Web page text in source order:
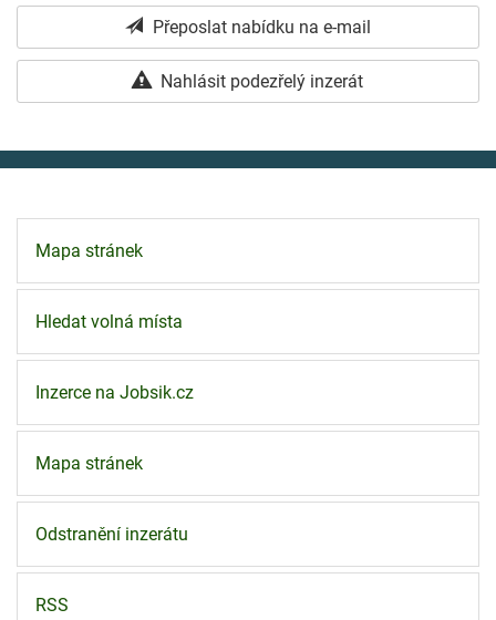
Přeposlat nabídku na e-mail
Nahlásit podezřelý inzerát
Mapa stránek
Hledat volná místa
Inzerce na Jobsik.cz
Mapa stránek
Odstranění inzerátu
RSS